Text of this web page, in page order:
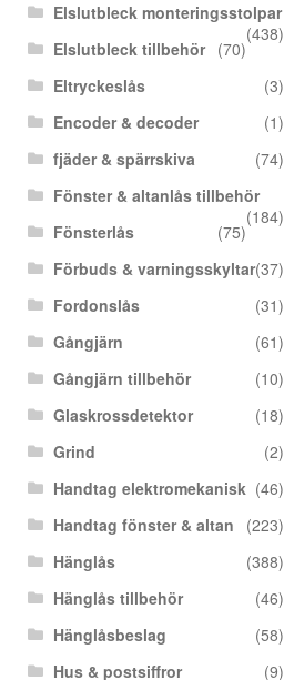
Elslutbleck monteringsstolpar
(438)
Elslutbleck tillbehör
(70)
Eltryckeslås
(3)
Encoder & decoder
(1)
fjäder & spärrskiva
(74)
Fönster & altanlås tillbehör
(184)
Fönsterlås
(75)
Förbuds & varningsskyltar(37)
Fordonslås
(31)
Gångjärn
(61)
Gångjärn tillbehör
(10)
Glaskrossdetektor
(18)
Grind
(2)
Handtag elektromekanisk (46)
Handtag fönster & altan
(223)
Hänglås
(388)
Hänglås tillbehör
(46)
Hänglåsbeslag
(58)
Hus & postsiffror
(9)